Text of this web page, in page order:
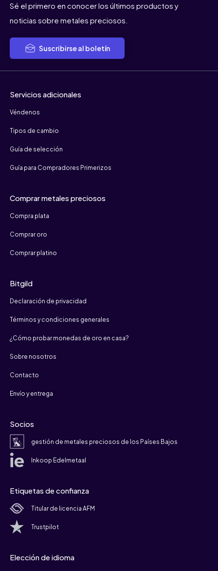
Sé el primero en conocer los últimos productos y
noticias sobre metales preciosos.
Suscribirse al boletín
Servicios adicionales
Véndenos
Tipos de cambio
Guía de selección
Guía para Compradores Primerizos
Comprar metales preciosos
Compra plata
Comprar oro
Comprar platino
Bitgild
Declaración de privacidad
Términos y condiciones generales
¿Cómo probar monedas de oro en casa?
Sobre nosotros
Contacto
Envío y entrega
Socios
gestión de metales preciosos de los Países Bajos
Inkoop Edelmetaal
Etiquetas de confianza
Titular de licencia AFM
Trustpilot
Elección de idioma